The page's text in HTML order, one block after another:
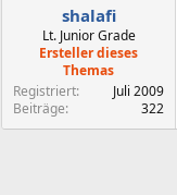
shalafi
Lt. Junior Grade
Ersteller dieses
Themas
Registriert
Juli 2009
Beiträge
322